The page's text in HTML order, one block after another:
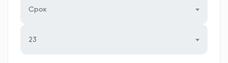
Срок
23